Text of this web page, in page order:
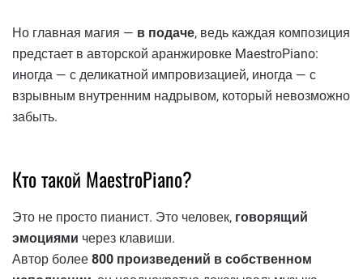
Но главная магия — в подаче, ведь каждая композиция
предстает в авторской аранжировке MaestroPiano:
иногда — с деликатной импровизацией, иногда — с
взрывным внутренним надрывом, который невозможно
забыть.
Кто такой MaestroPiano?
Это не просто пианист. Это человек, говорящий
эмоциями через клавиши.
Автор более 800 произведений в собственном